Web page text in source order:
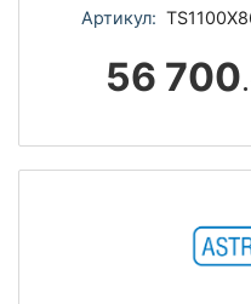
Артикул:
56 700